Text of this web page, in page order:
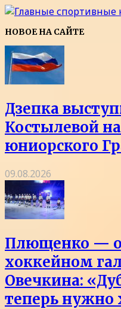
НОВОЕ НА САЙТЕ
Дзепка
Костылевой
юниорского
09.08.2026
Плющенко —
хоккейном
Овечкина:
теперь нужно